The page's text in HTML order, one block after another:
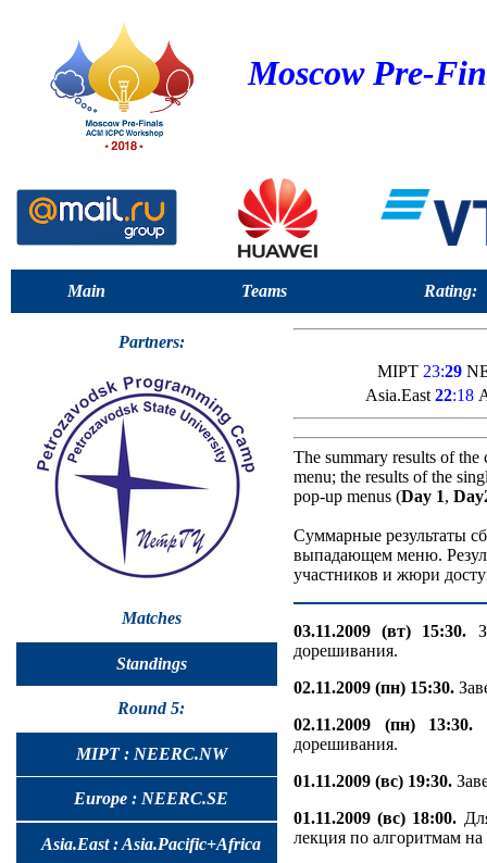
Moscow Pre-
Main Teams Rating:
Partners:
Matches
Standings
Round 5:
MIPT : NEERC.NW
Europe : NEERC.SE
Asia.East : Asia.Pacific+Africa
MIPT 23:29
Asia.East 22:18
The summary results of
menu; the results of the
pop-up menus (Day 1,
Суммарные результаты
выпадающем меню.
участников и жюри
03.11.2009 (вт) 15:30.
дорешивания.
02.11.2009 (пн) 15:30.
02.11.2009 (пн) 13:30.
дорешивания.
01.11.2009 (вс) 19:30.
01.11.2009 (вс) 18:00.
лекция по алгоритмам на